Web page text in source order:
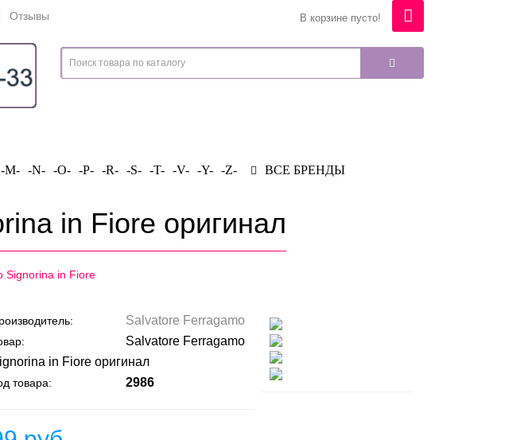
Отзывы В корзине пусто!
-M- -N- -O- -P- -R- -S- -T- -V- -Y- -Z- ВСЕ БРЕНДЫ
in Fiore оригинал
Signorina in Fiore
Salvatore Ferragamo
Salvatore Ferragamo
in Fiore оригинал
товара: 2986